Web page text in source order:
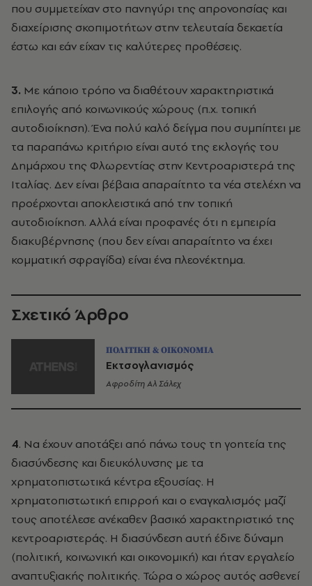
που συμμετείχαν στο πανηγύρι της απρονοησίας και
διαχείρισης σκοπιμοτήτων στην τελευταία δεκαετία
έστω και εάν είχαν τις καλύτερες προθέσεις.
3. Με κάποιο τρόπο να διαθέτουν χαρακτηριστικά
επιλογής από κοινωνικούς χώρους (π.χ. τοπική
αυτοδιοίκηση). Ένα πολύ καλό δείγμα που συμπίπτει με
τα παραπάνω κριτήριο είναι αυτό της εκλογής του
Δημάρχου της Φλωρεντίας στην Κεντροαριστερά της
Ιταλίας. Δεν είναι βέβαια απαραίτητο τα νέα στελέχη να
προέρχονται αποκλειστικά από την τοπική
αυτοδιοίκηση. Αλλά είναι προφανές ότι η εμπειρία
διακυβέρνησης (που δεν είναι απαραίτητο να έχει
κομματική σφραγίδα) είναι ένα πλεονέκτημα.
Σχετικό Άρθρο
ΠΟΛΙΤΙΚΗ & ΟΙΚΟΝΟΜΙΑ
Εκτσογλανισμός
Αφροδίτη Αλ Σάλεχ
4. Να έχουν αποτάξει από πάνω τους τη γοητεία της
διασύνδεσης και διευκόλυνσης με τα
χρηματοπιστωτικά κέντρα εξουσίας. Η
χρηματοπιστωτική επιρροή και ο εναγκαλισμός μαζί
τους αποτέλεσε ανέκαθεν βασικό χαρακτηριστικό της
κεντροαριστεράς. Η διασύνδεση αυτή έδινε δύναμη
(πολιτική, κοινωνική και οικονομική) και ήταν εργαλείο
αναπτυξιακής πολιτικής. Τώρα ο χώρος αυτός ασθενεί